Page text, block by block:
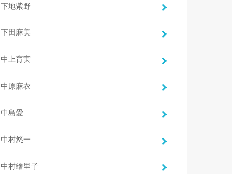
下地紫野
下田麻美
中上育実
中原麻衣
中島愛
中村悠一
中村繪里子